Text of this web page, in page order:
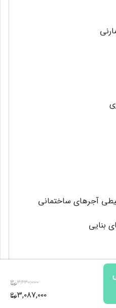
۳,۴۳۰,۰۰۰
۳,۰۸۷,۰۰۰
آجرهای ساختمانی
بنایی
منبسط شده)